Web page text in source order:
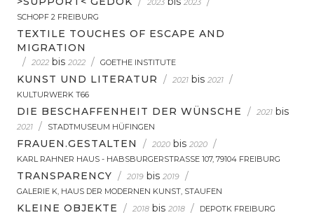
2023 2023
SCHOPF 2 FREIBURG
TEXTILE TOUCHES OF ESCAPE AND
MIGRATION
/ 2022 bis 2022 / GOETHE INSTITUTE
KUNST UND LITERATUR / 2021 bis 2021 /
KULTURWERK T66
DIE BESCHAFFENHEIT DER WÜNSCHE / 2021 bis
2021 / STADTMUSEUM HÜFINGEN
FRAUEN.GESTALTEN / 2020 bis 2020 /
KARL RAHNER HAUS - HABSBURGERSTRASSE 107, 79104 FREIBURG
TRANSPARENCY / 2019 bis 2019 /
GALERIE K, HAUS DER MODERNEN KUNST, STAUFEN
KLEINE OBJEKTE / 2018 bis 2018 / DEPOTK FREIBURG